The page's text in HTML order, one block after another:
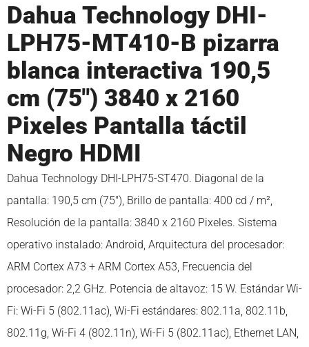
Dahua Technology DHI-
LPH75-MT410-B pizarra
blanca interactiva 190,5
cm (75″) 3840 x 2160
Pixeles Pantalla táctil
Negro HDMI
Dahua Technology DHI-LPH75-ST470. Diagonal de la
pantalla: 190,5 cm (75″), Brillo de pantalla: 400 cd / m²,
Resolución de la pantalla: 3840 x 2160 Pixeles. Sistema
operativo instalado: Android, Arquitectura del procesador:
ARM Cortex A73 + ARM Cortex A53, Frecuencia del
procesador: 2,2 GHz. Potencia de altavoz: 15 W. Estándar Wi-
Fi: Wi-Fi 5 (802.11ac), Wi-Fi estándares: 802.11a, 802.11b,
802.11g, Wi-Fi 4 (802.11n), Wi-Fi 5 (802.11ac), Ethernet LAN,